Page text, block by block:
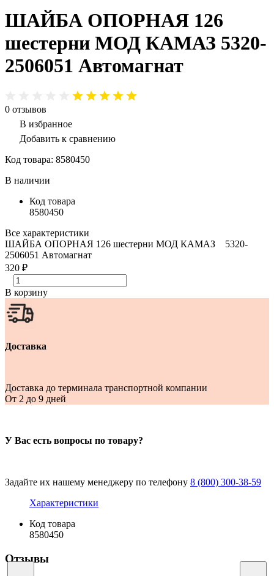
ШАЙБА ОПОРНАЯ 126
шестерни МОД КАМАЗ 5320-
2506051 Автомагнат
0 отзывов
В избранное
Добавить к сравнению
Код товара: 8580450
В наличии
Код товара
8580450
Все характеристики
ШАЙБА ОПОРНАЯ 126 шестерни МОД КАМАЗ 5320-
2506051 Автомагнат
320 ₽
В корзину
Доставка
Доставка до терминала транспортной компании
От 2 до 9 дней
У Вас есть вопросы по товару?
Задайте их нашему менеджеру по телефону 8 (800) 300-38-59
Характеристики
Код товара
8580450
Отзывы